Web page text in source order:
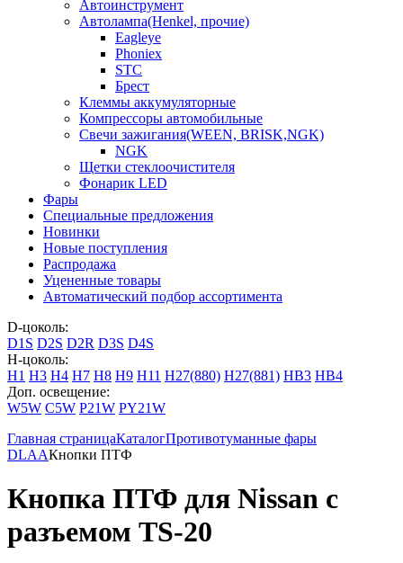
Автоинструмент
Автолампа(Henkel, прочие)
Eagleye
Phoniex
STC
Брест
Клеммы аккумуляторные
Компрессоры автомобильные
Свечи зажигания(WEEN, BRISK,NGK)
NGK
Щетки стеклоочистителя
Фонарик LED
Фары
Специальные предложения
Новинки
Новые поступления
Распродажа
Уцененные товары
Автоматический подбор ассортимента
D-цоколь:
D1S D2S D2R D3S D4S
H-цоколь:
H1 H3 H4 H7 H8 H9 H11 H27(880) H27(881) HB3 HB4
Доп. освещение:
W5W C5W P21W PY21W
Главная страницаКаталогПротивотуманные фары
DLAAКнопки ПТФ
Кнопка ПТФ для Nissan с
разъемом TS-20